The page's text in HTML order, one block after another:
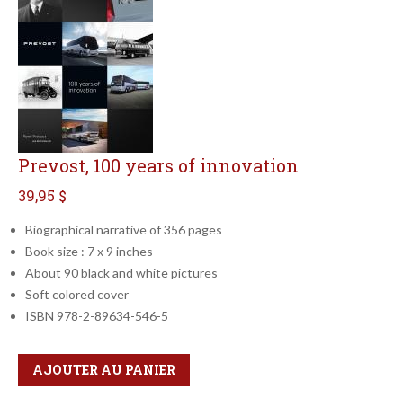
Prevost, 100 years of innovation
39,95 $
Biographical narrative of 356 pages
Book size : 7 x 9 inches
About 90 black and white pictures
Soft colored cover
ISBN 978-2-89634-546-5
Qté
Format
AJOUTER AU PANIER